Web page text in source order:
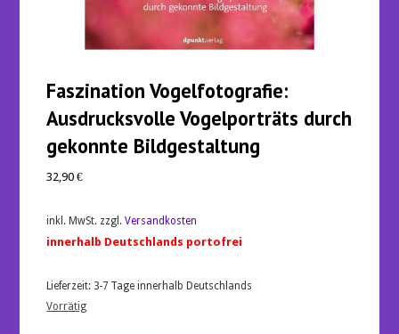
Faszination Vogelfotografie:
Ausdrucksvolle Vogelporträts durch
gekonnte Bildgestaltung
32,90€
inkl. MwSt. zzgl.Versandkosten
innerhalb Deutschlands portofrei
Lieferzeit: 3-7 Tage innerhalb Deutschlands
Vorrätig